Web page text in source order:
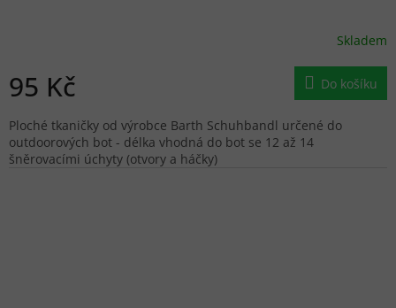
Skladem
95 Kč Do košíku
Ploché tkaničky od výrobce Barth Schuhbandl určené do
outdoorových bot - délka vhodná do bot se 12 až 14
šněrovacími úchyty (otvory a háčky)